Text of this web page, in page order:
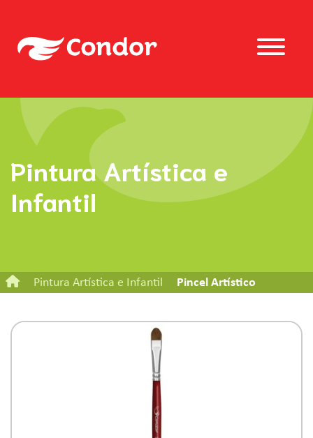
Pintura Artística e
Infantil
Pintura Artística e Infantil Pincel Artístico